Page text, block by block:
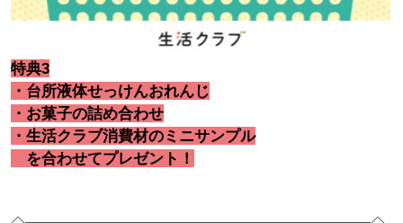
特典3
・台所液体せっけんおれんじ
・お菓子の詰め合わせ
・生活クラブ消費材のミニサンプル
を合わせてプレゼント！